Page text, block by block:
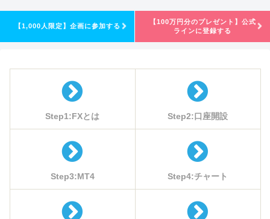
【1,000人限定】企画に参加する
【100万円分のプレゼント】公式
ラインに登録する
Step1:FXとは Step2:口座開設
Step3:MT4 Step4:チャート